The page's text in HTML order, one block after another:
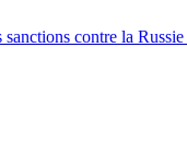
contre la